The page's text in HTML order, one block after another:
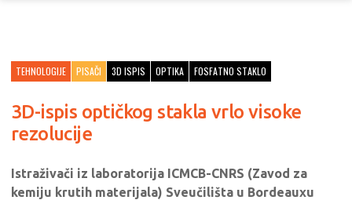
TEHNOLOGIJE PISAČI 3D ISPIS OPTIKA FOSFATNO STAKLO
3D-ispis optičkog stakla vrlo visoke
rezolucije
Istraživači iz laboratorija ICMCB-CNRS (Zavod za
kemiju krutih materijala) Sveučilišta u Bordeauxu